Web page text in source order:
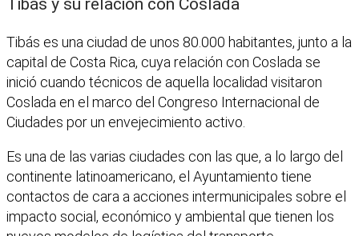
Tibás es una ciudad de unos 80.000 habitantes, junto a la
capital de Costa Rica, cuya relación con Coslada se
inició cuando técnicos de aquella localidad visitaron
Coslada en el marco del Congreso Internacional de
Ciudades por un envejecimiento activo.
Es una de las varias ciudades con las que, a lo largo del
continente latinoamericano, el Ayuntamiento tiene
contactos de cara a acciones intermunicipales sobre el
impacto social, económico y ambiental que tienen los